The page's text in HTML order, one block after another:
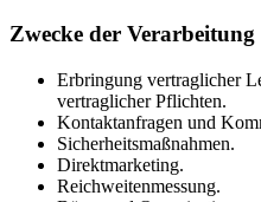
Zwecke der Verarbeitung
Erbringung vertraglicher
vertraglicher Pflichten.
Kontaktanfragen und
Sicherheitsmaßnahmen.
Direktmarketing.
Reichweitenmessung.